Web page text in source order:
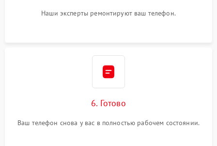
Наши эксперты ремонтируют ваш телефон.
6. Готово
Ваш телефон снова у вас в полностью рабочем состоянии.